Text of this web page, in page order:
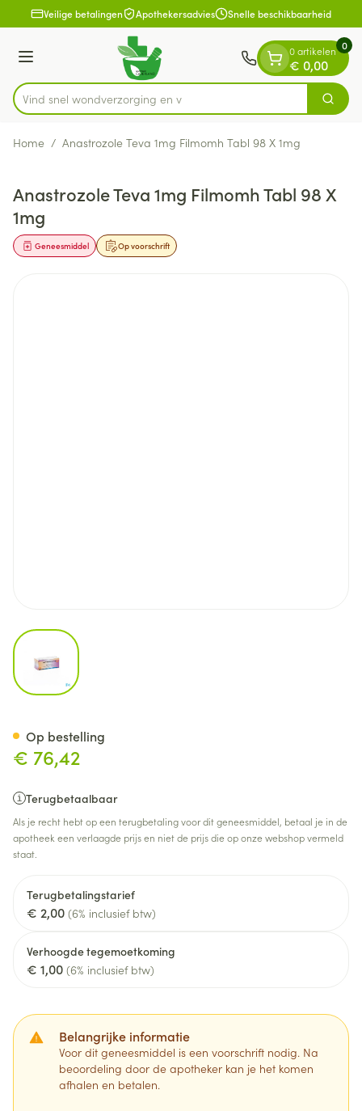
Ga naar de inhoud
1 van 1Veilige betalingen Apothekersadvies Snelle beschikbaarheid
Menu
Product, merk, categorie...
Vind snel wondverzor Zoek
0 artikelen
€ 0,00
0
Home / Anastrozole Teva 1mg Filmomh Tabl 98 X 1mg
Anastrozole Teva 1mg Filmomh Tabl 98 X
1mg
Op voorschrift
Geneesmiddel
View larger image
€ 76,42
Terugbetaalbaar
Als je recht hebt op een terugbetaling voor dit geneesmiddel, betaal je in de
apotheek een verlaagde prijs en niet de prijs die op onze webshop vermeld
staat.
Terugbetalingstarief
€ 2,00 (6% inclusief btw)
Verhoogde tegemoetkoming
€ 1,00 (6% inclusief btw)
Belangrijke informatie
Voor dit geneesmiddel is een voorschrift nodig. Na
beoordeling door de apotheker kan je het komen
afhalen en betalen.
Op bestelling